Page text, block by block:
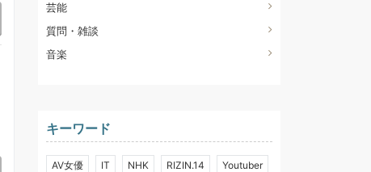
芸能
質問・雑談
音楽
キーワード
AV女優 IT NHK RIZIN.14
Youtuber